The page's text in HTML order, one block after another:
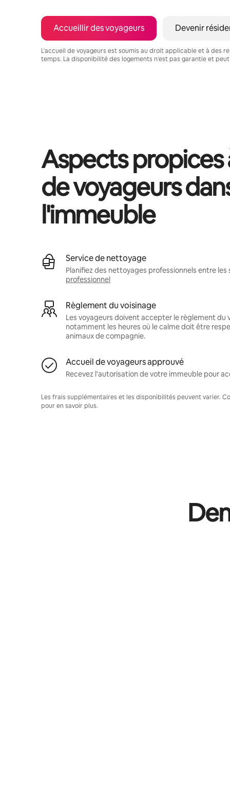
Accueillir des voyageurs Devenir
L'accueil de voyageurs est soumis au droit applicable et à des
temps. La disponibilité des logements n'est pas garantie et
Aspects propices
de voyageurs
l'immeuble
Service de nettoyage
Planifiez des nettoyages professionnels entre les
professionnel
Règlement du voisinage
Les voyageurs doivent accepter le règlement du
notamment les heures où le calme doit être
animaux de compagnie.
Accueil de voyageurs approuvé
Recevez l'autorisation de votre immeuble pour
Les frais supplémentaires et les disponibilités peuvent varier.
pour en savoir plus.